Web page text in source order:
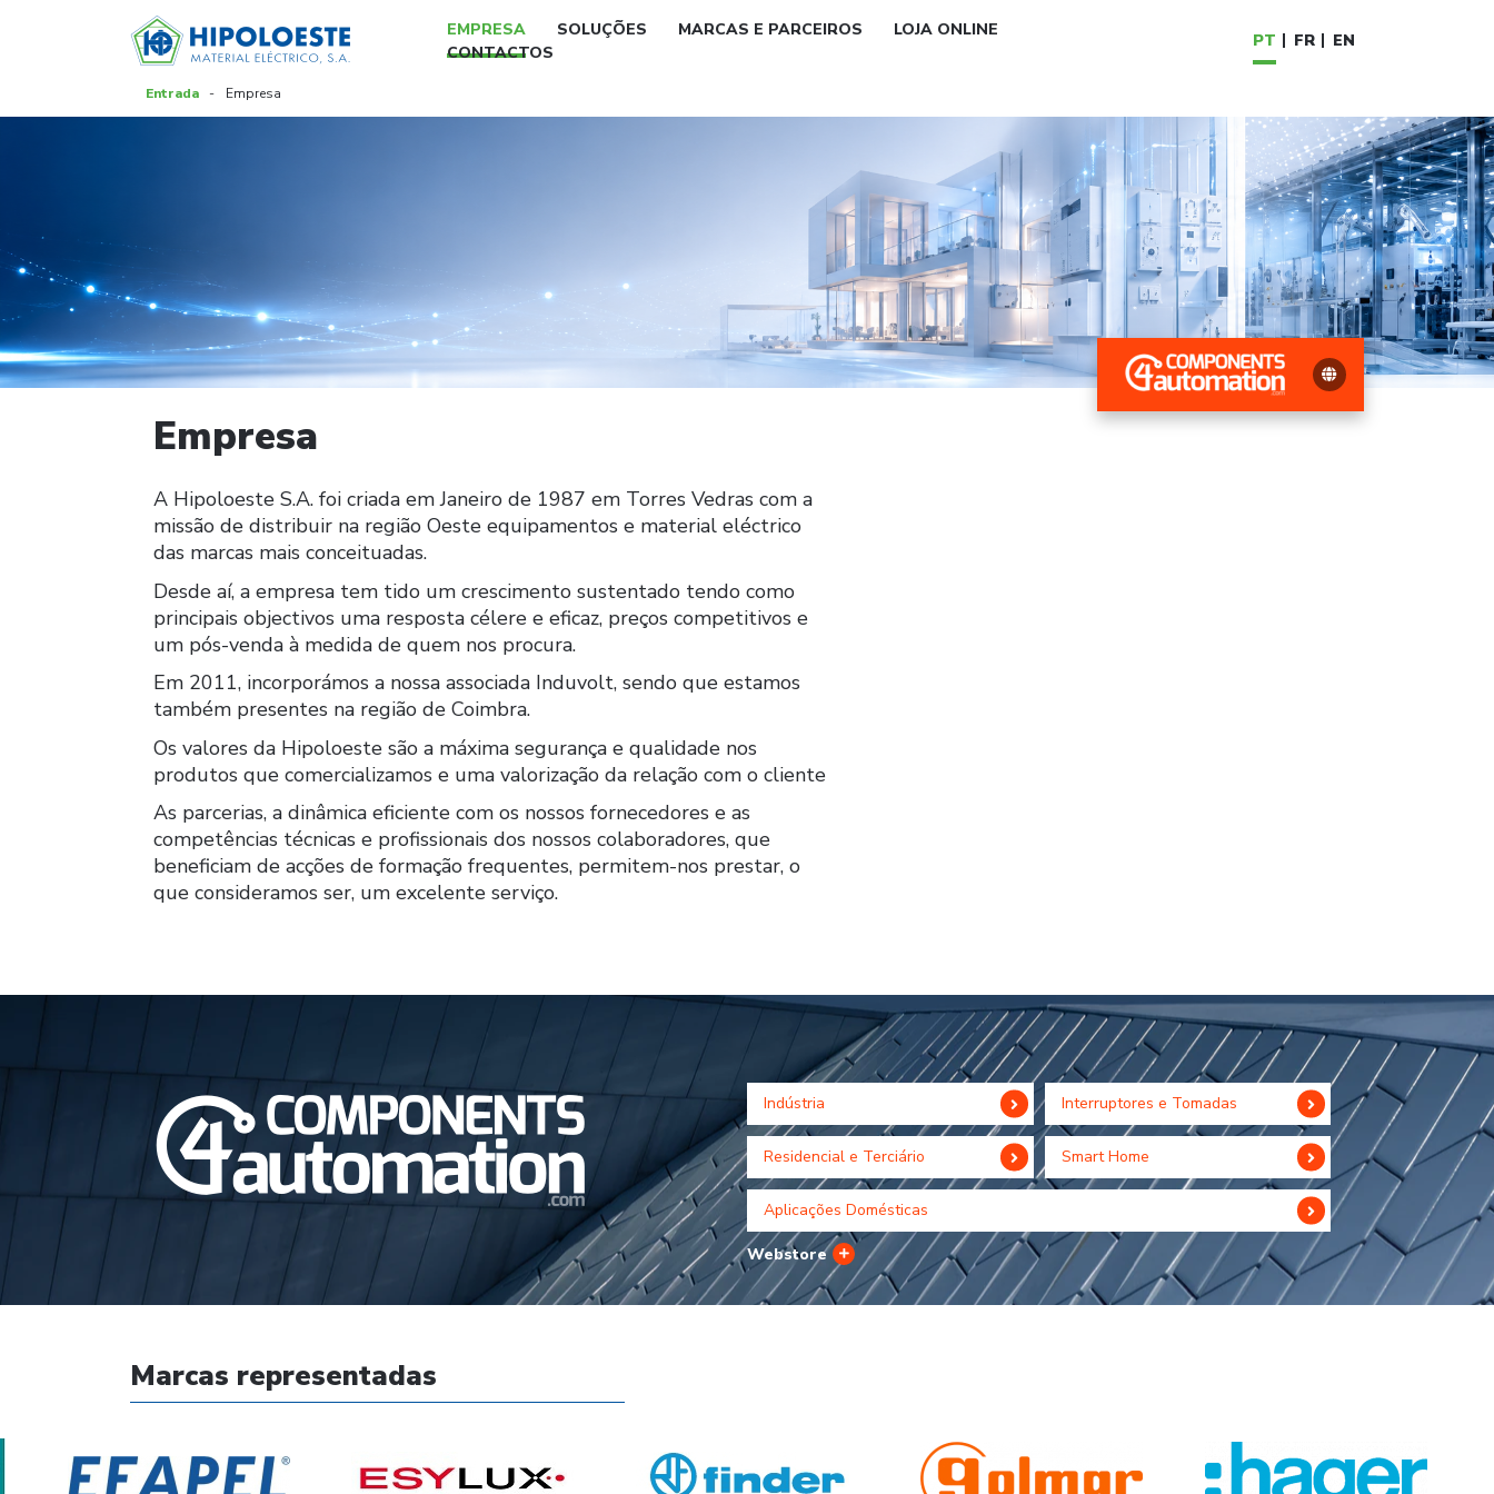
EMPRESA SOLUÇÕES MARCAS E PARCEIROS
LOJA ONLINE
CONTACTOS
PT FR EN
Entrada - Empresa
Empresa
A Hipoloeste S.A. foi criada em Janeiro de 1987 em Torres Vedras com a
missão de distribuir na região Oeste equipamentos e material eléctrico
das marcas mais conceituadas.
Desde aí, a empresa tem tido um crescimento sustentado tendo como
principais objectivos uma resposta célere e eficaz, preços competitivos e
um pós-venda à medida de quem nos procura.
Em 2011, incorporámos a nossa associada Induvolt, sendo que estamos
também presentes na região de Coimbra.
Os valores da Hipoloeste são a máxima segurança e qualidade nos
produtos que comercializamos e uma valorização da relação com o cliente
As parcerias, a dinâmica eficiente com os nossos fornecedores e as
competências técnicas e profissionais dos nossos colaboradores, que
beneficiam de acções de formação frequentes, permitem-nos prestar, o
que consideramos ser, um excelente serviço.
Indústria Interruptores e Tomadas
Residencial e Terciário Smart Home
Aplicações Domésticas
Webstore
Marcas representadas